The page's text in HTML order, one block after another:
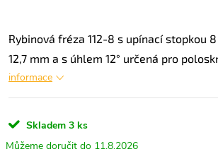
Rybinová fréza 112-8 s upínací stopkou
12,7 mm a s úhlem 12° určená pro
informace
Skladem 3 ks
11.8.2026